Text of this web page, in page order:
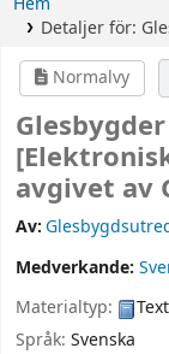
Detaljer för:
Normalvy
avgivet av
Av:
Medverkande:
Materialtyp:
Text
Språk: Svenska